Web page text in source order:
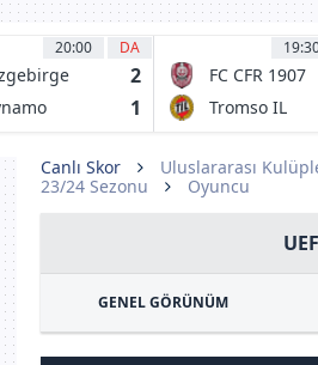
20:00 DA
2
1
FC CFR 1907
Cluj
Tromso IL
Canlı Skor Uluslararası
23/24 Sezonu
Oyuncu
GENEL GÖRÜNÜM